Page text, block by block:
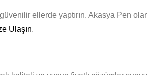
ellerde yaptırın. Akasya Pen
Ulaşın.